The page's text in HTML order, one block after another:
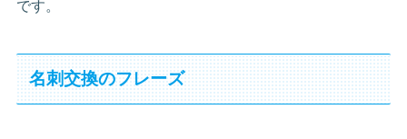
です。
名刺交換のフレーズ